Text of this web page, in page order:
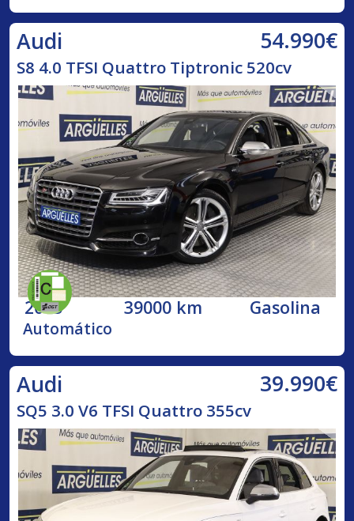
Audi 54.990€
S8 4.0 TFSI Quattro Tiptronic 520cv
2015 39000 km Gasolina
Automático
Audi 39.990€
SQ5 3.0 V6 TFSI Quattro 355cv